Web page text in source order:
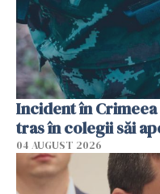
Incident în Crimeea
tras în colegii săi
04 AUGUST 2026